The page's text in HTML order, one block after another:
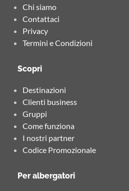
Chi siamo
Contattaci
Privacy
Termini e Condizioni
Scopri
Destinazioni
Clienti business
Gruppi
Come funziona
I nostri partner
Codice Promozionale
Per albergatori